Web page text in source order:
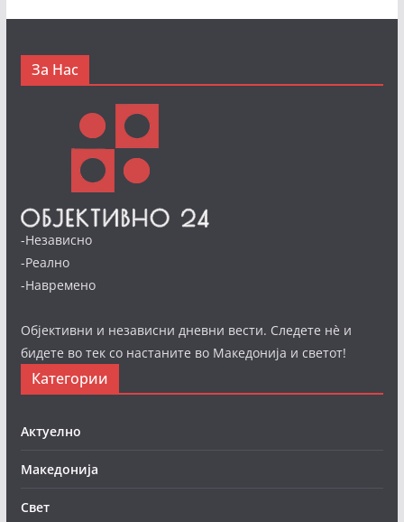
За Нас
-Независно
-Реално
-Навремено
Објективни и независни дневни вести. Следете нè и
бидете во тек со настаните во Македонија и светот!
Категории
Актуелно
Македонија
Свет